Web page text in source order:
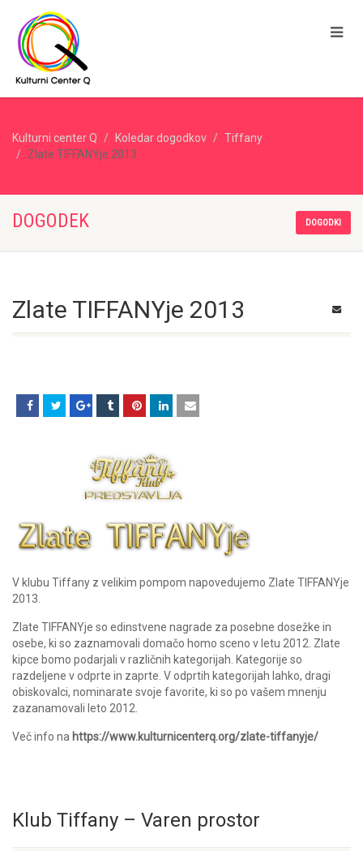
Kulturni center Q Koledar dogodkov
Tiffany
Zlate TIFFANYje 2013
DOGODEK DOGODKI
Zlate TIFFANYje 2013
V klubu Tiffany z velikim pompom napovedujemo Zlate TIFFANYje
2013.
Zlate TIFFANYje so edinstvene nagrade za posebne dosežke in
osebe, ki so zaznamovali domačo homo sceno v letu 2012. Zlate
kipce bomo podarjali v različnih kategorijah. Kategorije so
razdeljene v odprte in zaprte. V odprtih kategorijah lahko, dragi
obiskovalci, nominarate svoje favorite, ki so po vašem mnenju
zazanamovali leto 2012.
Več info na https://www.kulturnicenterq.org/zlate-tiffanyje/
Klub Tiffany – Varen prostor